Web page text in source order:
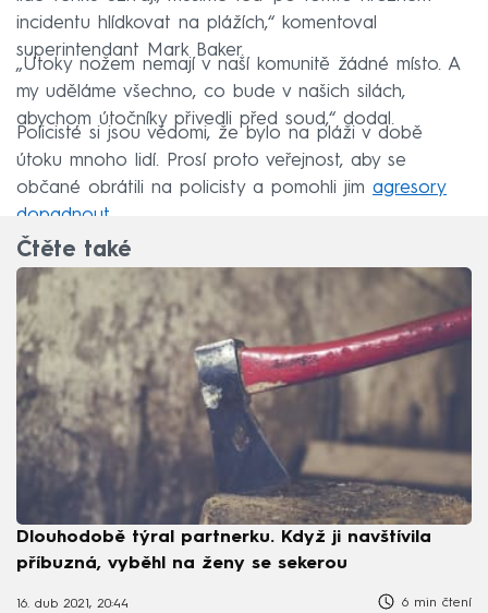
incidentu hlídkovat na plážích,“ komentoval
superintendant Mark Baker.
„Útoky nožem nemají v naší komunitě žádné místo. A
my uděláme všechno, co bude v našich silách,
abychom útočníky přivedli před soud,“ dodal.
Policisté si jsou vědomi, že bylo na pláži v době
útoku mnoho lidí. Prosí proto veřejnost, aby se
občané obrátili na policisty a pomohli jim agresory
dopadnout.
Čtěte také
Dlouhodobě týral partnerku. Když ji navštívila
příbuzná, vyběhl na ženy se sekerou
16. dub 2021, 20:44 6 min čtení